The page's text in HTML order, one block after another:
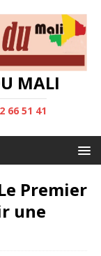
MALI
66 51 41
Premier
une